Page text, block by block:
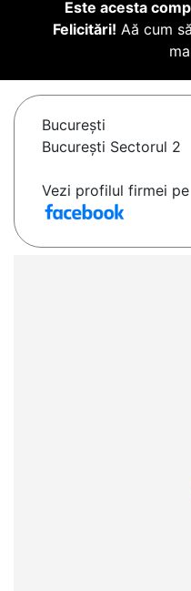
Este acesta
Felicitări! Aă cum
Bucureşti
Bucureşti Sectorul 2
Vezi profilul firmei pe